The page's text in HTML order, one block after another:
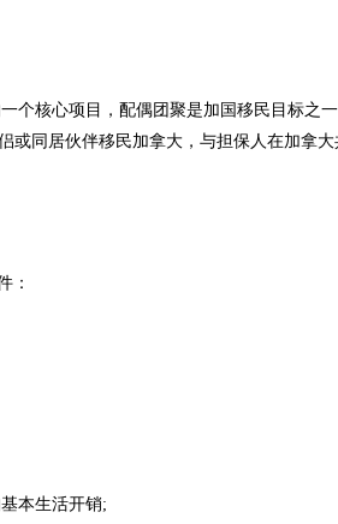
个核心项目，配偶团聚是加国移民目标之
或同居伙伴移民加拿大，与担保人在加拿
：
本生活开销;